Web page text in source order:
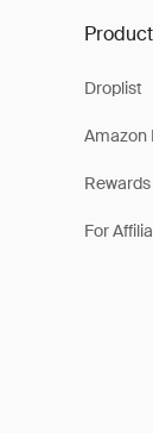
Product
Droplist
Amazon
Rewards
For